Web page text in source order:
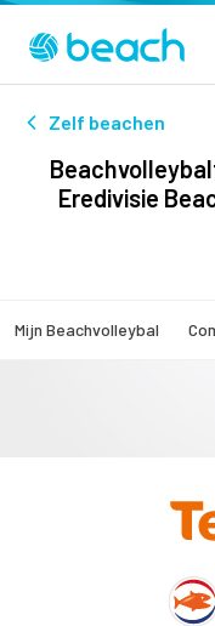
Zelf beachen
Eredivisie
Mijn Beachvolleybal